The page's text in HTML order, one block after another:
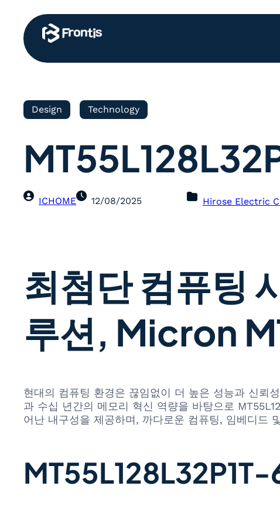
Design Technology
ICHOME 12/08/2025 Hirose Electric
최첨단 컴퓨팅
루션, Micron
현대의 컴퓨팅 환경은 끊임없이 더 높은 성능과 신뢰
과 수십 년간의 메모리 혁신 역량을 바탕으로
어난 내구성을 제공하며, 까다로운 컴퓨팅, 임베디드
MT55L128L32P1T-